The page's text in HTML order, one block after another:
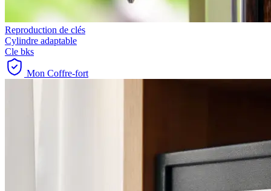
Reproduction de clés
Cylindre adaptable
Cle bks
Mon Coffre-fort